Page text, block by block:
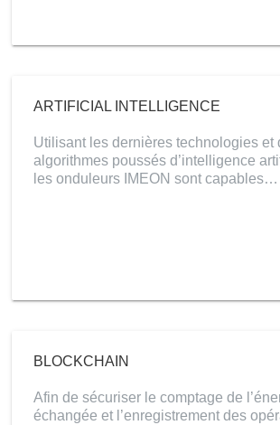
ARTIFICIAL INTELLIGENCE
Utilisant les dernières technologies et
algorithmes poussés d’intelligence
les onduleurs IMEON sont capables…
BLOCKCHAIN
Afin de sécuriser le comptage de
échangée et l’enregistrement des